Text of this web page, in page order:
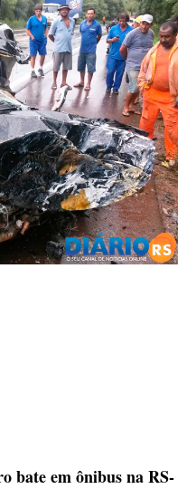
bate em ônibus na RS-